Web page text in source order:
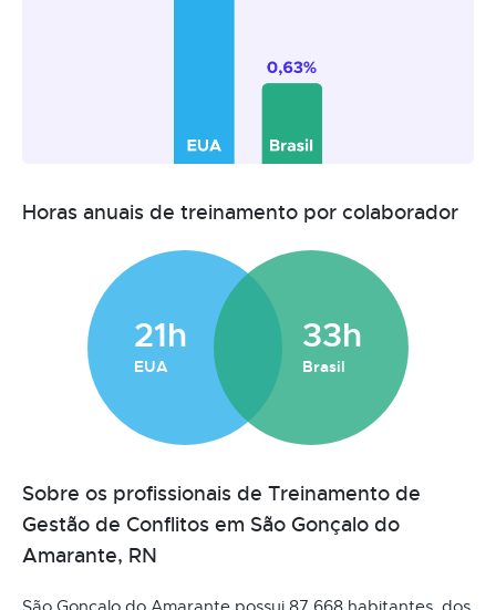
Horas anuais de treinamento por colaborador
21h
EUA
33h
Brasil
Sobre os profissionais de Treinamento de
Gestão de Conflitos em São Gonçalo do
Amarante, RN